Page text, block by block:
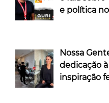
e política
Nossa
dedicação
inspiração